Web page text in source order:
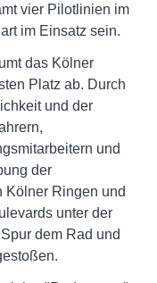
vier Pilotlinien im
im Einsatz sein.
das Kölner
Platz ab. Durch
und der
und
der
Kölner Ringen und
unter der
dem Rad und